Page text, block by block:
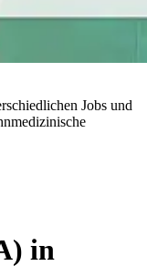
Jobs und
in